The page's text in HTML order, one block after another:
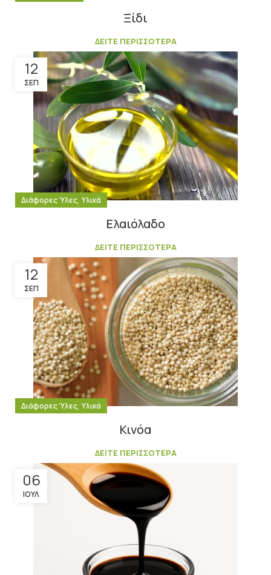
Ξίδι
ΔΕΙΤΕ ΠΕΡΙΣΣΟΤΕΡΑ
12
ΣΕΠ
Διάφορες Ύλες, Υλικά
Ελαιόλαδο
ΔΕΙΤΕ ΠΕΡΙΣΣΟΤΕΡΑ
12
ΣΕΠ
Διάφορες Ύλες, Υλικά
Κινόα
ΔΕΙΤΕ ΠΕΡΙΣΣΟΤΕΡΑ
06
ΙΟΎΛ